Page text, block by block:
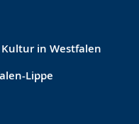
in Westfalen
Lippe